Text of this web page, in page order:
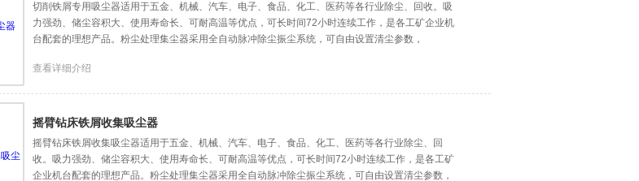
切削铁屑专用吸尘器适用于五金、机械、汽车、电子、食品、化工、医药等各行业除尘、回收。吸
力强劲、储尘容积大、使用寿命长、可耐高温等优点，可长时间72小时连续工作，是各工矿企业机
台配套的理想产品。粉尘处理集尘器采用全自动脉冲除尘振尘系统，可自由设置清尘参数，
查看详细介绍
摇臂钻床铁屑收集吸尘器
摇臂钻床铁屑收集吸尘器适用于五金、机械、汽车、电子、食品、化工、医药等各行业除尘、回
收。吸力强劲、储尘容积大、使用寿命长、可耐高温等优点，可长时间72小时连续工作，是各工矿
企业机台配套的理想产品。粉尘处理集尘器采用全自动脉冲除尘振尘系统，可自由设置清尘参数，